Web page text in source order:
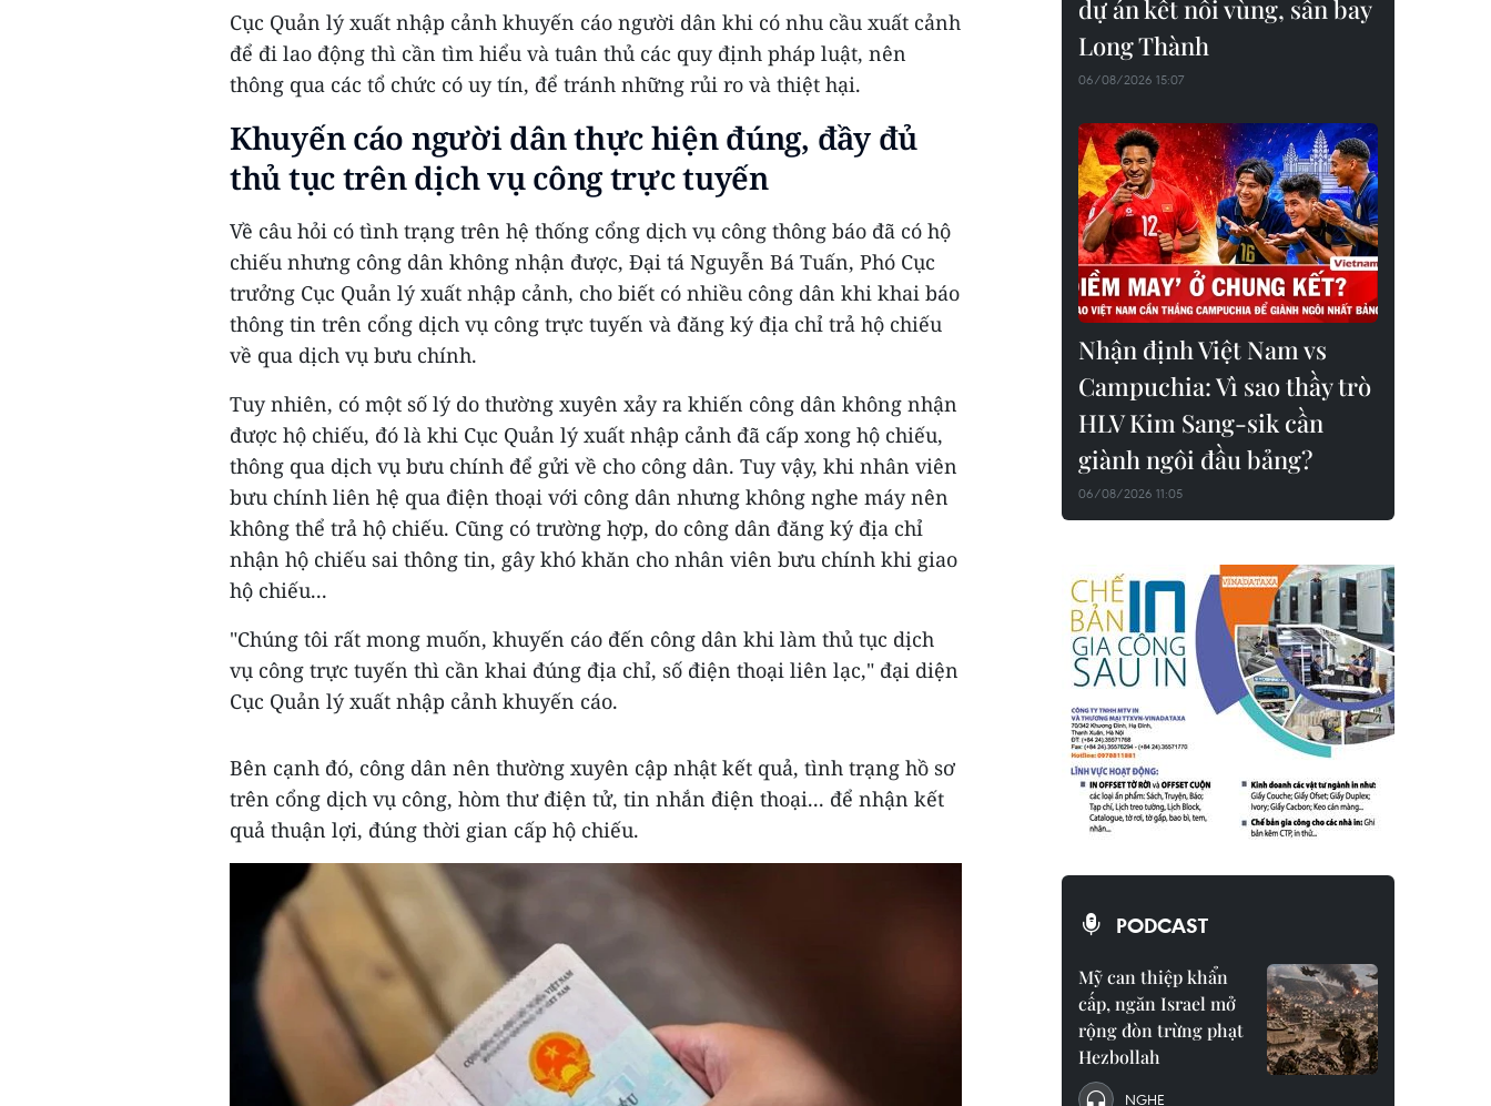
Cục Quản lý xuất nhập cảnh khuyến cáo người dân khi có nhu cầu xuất cảnh
để đi lao động thì cần tìm hiểu và tuân thủ các quy định pháp luật, nên
thông qua các tổ chức có uy tín, để tránh những rủi ro và thiệt hại.
Khuyến cáo người dân thực hiện đúng, đầy đủ
thủ tục trên dịch vụ công trực tuyến
Về câu hỏi có tình trạng trên hệ thống cổng dịch vụ công thông báo đã có hộ
chiếu nhưng công dân không nhận được, Đại tá Nguyễn Bá Tuấn, Phó Cục
trưởng Cục Quản lý xuất nhập cảnh, cho biết có nhiều công dân khi khai báo
thông tin trên cổng dịch vụ công trực tuyến và đăng ký địa chỉ trả hộ chiếu
về qua dịch vụ bưu chính.
Tuy nhiên, có một số lý do thường xuyên xảy ra khiến công dân không nhận
được hộ chiếu, đó là khi Cục Quản lý xuất nhập cảnh đã cấp xong hộ chiếu,
thông qua dịch vụ bưu chính để gửi về cho công dân. Tuy vậy, khi nhân viên
bưu chính liên hệ qua điện thoại với công dân nhưng không nghe máy nên
không thể trả hộ chiếu. Cũng có trường hợp, do công dân đăng ký địa chỉ
nhận hộ chiếu sai thông tin, gây khó khăn cho nhân viên bưu chính khi giao
hộ chiếu...
"Chúng tôi rất mong muốn, khuyến cáo đến công dân khi làm thủ tục dịch
vụ công trực tuyến thì cần khai đúng địa chỉ, số điện thoại liên lạc," đại diện
Cục Quản lý xuất nhập cảnh khuyến cáo.
Bên cạnh đó, công dân nên thường xuyên cập nhật kết quả, tình trạng hồ sơ
trên cổng dịch vụ công, hòm thư điện tử, tin nhắn điện thoại... để nhận kết
quả thuận lợi, đúng thời gian cấp hộ chiếu.
dự án kết nối vùng, sân bay
Long Thành
06/08/2026 15:07
Nhận định Việt Nam vs
Campuchia: Vì sao thầy trò
HLV Kim Sang-sik cần
giành ngôi đầu bảng?
06/08/2026 11:05
PODCAST
Mỹ can thiệp khẩn
cấp, ngăn Israel mở
rộng đòn trừng phạt
Hezbollah
NGHE